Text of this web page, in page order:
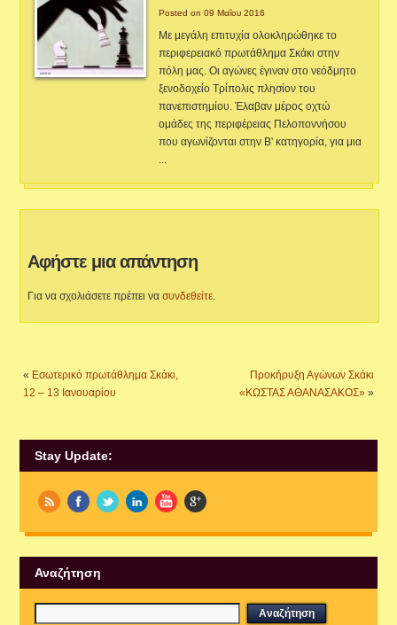
Posted on 09 Μαΐου 2016
Με μεγάλη επιτυχία ολοκληρώθηκε το
περιφερειακό πρωτάθλημα Σκάκι στην
πόλη μας. Οι αγώνες έγιναν στο νεόδμητο
ξενοδοχείο Τρίπολις πλησίον του
πανεπιστημίου. Έλαβαν μέρος οχτώ
ομάδες της περιφέρειας Πελοποννήσου
που αγωνίζονται στην Β' κατηγορία, για μια
Αφήστε μια απάντηση
Για να σχολιάσετε πρέπει νασυνδεθείτε
« Εσωτερικό πρωτάθλημα Σκάκι,
12 – 13 Ιανουαρίου
Προκήρυξη Αγώνων Σκάκι
«ΚΩΣΤΑΣ ΑΘΑΝΑΣΑΚΟΣ»»
Stay Update:
Αναζήτηση